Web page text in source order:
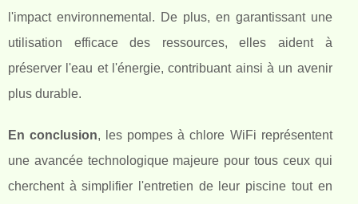
l'impact environnemental. De plus, en garantissant une
utilisation efficace des ressources, elles aident à
préserver l'eau et l'énergie, contribuant ainsi à un avenir
plus durable.
En conclusion, les pompes à chlore WiFi représentent
une avancée technologique majeure pour tous ceux qui
cherchent à simplifier l'entretien de leur piscine tout en